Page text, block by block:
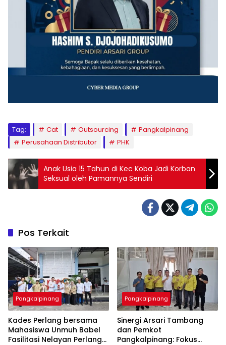
Tag: Cat Outsourcing
Pangkalpinang
Perusahaan Distributor
PHK
‎Anak Usia 15 Tahun di Kec Koba Jadi Korban
Pos Terkait
Pangkalpinang
Kades Perlang bersama
Mahasiswa Unmuh Babel
Fasilitasi Nelayan Perlang
Pangkalpinang
‎Sinergi Arsari Tambang
dan Pemkot
Pangkalpinang: Fokus